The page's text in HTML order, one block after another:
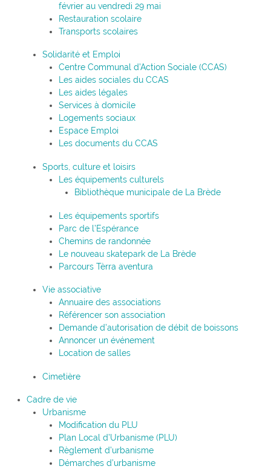
février au vendredi 29 mai
Restauration scolaire
Transports scolaires
Solidarité et Emploi
Centre Communal d’Action Sociale (CCAS)
Les aides sociales du CCAS
Les aides légales
Services à domicile
Logements sociaux
Espace Emploi
Les documents du CCAS
Sports, culture et loisirs
Les équipements culturels
Bibliothèque municipale de La Brède
Les équipements sportifs
Parc de l’Espérance
Chemins de randonnée
Le nouveau skatepark de La Brède
Parcours Tèrra aventura
Vie associative
Annuaire des associations
Référencer son association
Demande d’autorisation de débit de boissons
Annoncer un événement
Location de salles
Cimetière
Cadre de vie
Urbanisme
Modification du PLU
Plan Local d’Urbanisme (PLU)
Règlement d’urbanisme
Démarches d’urbanisme